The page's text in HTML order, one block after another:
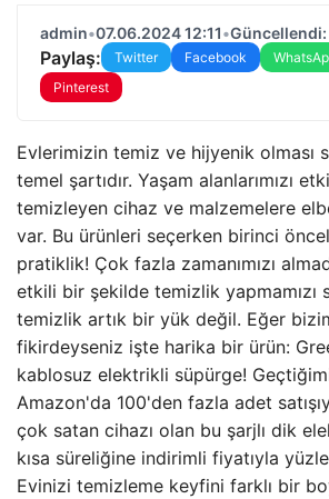
admin•07.06.2024 12:11•Güncellendi:
Paylaş: Twitter Facebook
Pinterest
Evlerimizin temiz ve hijyenik olması
temel şartıdır. Yaşam alanlarımızı
temizleyen cihaz ve malzemelere
var. Bu ürünleri seçerken birinci
pratiklik! Çok fazla zamanımızı
etkili bir şekilde temizlik yapmamızı
temizlik artık bir yük değil. Eğer
fikirdeyseniz işte harika bir ürün:
kablosuz elektrikli süpürge!
Amazon'da 100'den fazla adet
çok satan cihazı olan bu şarjlı dik
kısa süreliğine indirimli fiyatıyla
Evinizi temizleme keyfini farklı bir